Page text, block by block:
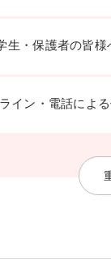
生・保護者の皆
イン・電話によ